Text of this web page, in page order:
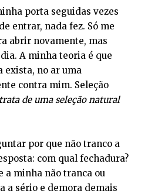
porta seguidas vezes
entrar, nada fez. Só me
abrir novamente, mas
A minha teoria é que
exista, no ar uma
contra mim. Seleção
de uma seleção natural
por que não tranco a
com qual fechadura?
a minha não tranca ou
a sério e demora demais